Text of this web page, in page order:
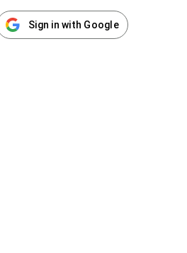
Sign in with Google